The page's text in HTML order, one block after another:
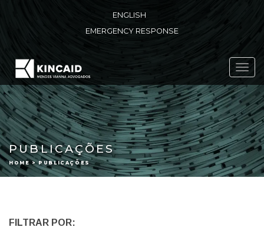
ENGLISH
EMERGENCY RESPONSE
PUBLICAÇÕES
HOME > PUBLICAÇÕES
FILTRAR POR: